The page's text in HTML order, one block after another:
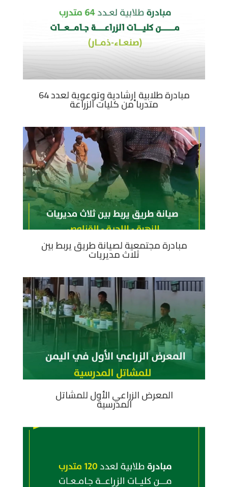
مبادرة طلابية إرشادية وتوعوية لعدد 64
متدربا من كليات الزراعة
مبادرة مجتمعية لصيانة طريق يربط بين
ثلاث مديريات
المعرض الزراعي الأول للمشاتل
المدرسية